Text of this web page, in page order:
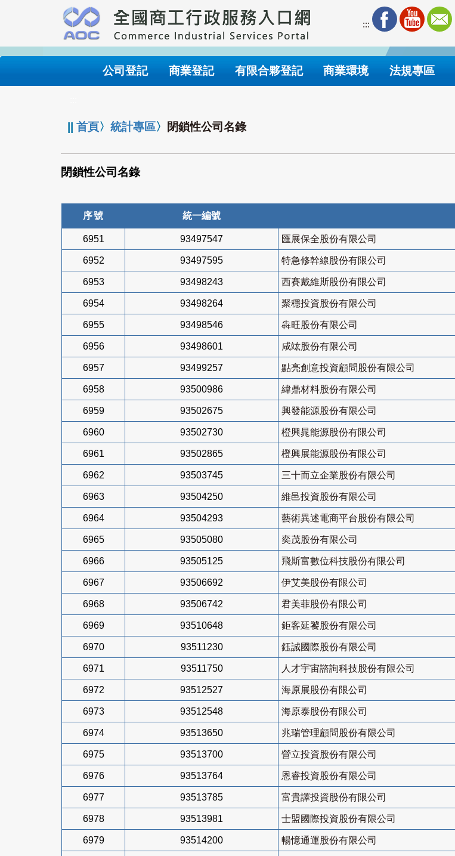
要
內
:::
公司登記 商業登記 有限合夥登記 商業環境 法規專區
||首頁〉統計專區〉 閉鎖性公司名錄
閉鎖性公司名錄
序號 統一編號
6951 93497547 匯展保全股份有限公司
6952 93497595 特急修幹線股份有限公司
6953 93498243 西賽戴維斯股份有限公司
6954 93498264 聚穩投資股份有限公司
6955 93498546 犇旺股份有限公司
6956 93498601 咸竑股份有限公司
6957 93499257 點亮創意投資顧問股份有限公司
6958 93500986 緯鼎材料股份有限公司
6959 93502675 興發能源股份有限公司
6960 93502730 橙興晁能源股份有限公司
6961 93502865 橙興展能源股份有限公司
6962 93503745 三十而立企業股份有限公司
6963 93504250 維邑投資股份有限公司
6964 93504293 藝術異述電商平台股份有限公司
6965 93505080 奕茂股份有限公司
6966 93505125 飛斯富數位科技股份有限公司
6967 93506692 伊艾美股份有限公司
6968 93506742 君美菲股份有限公司
6969 93510648 鉅客延饕股份有限公司
6970 93511230 鈺誠國際股份有限公司
6971 93511750 人才宇宙諮詢科技股份有限公司
6972 93512527 海原展股份有限公司
6973 93512548 海原泰股份有限公司
6974 93513650 兆瑞管理顧問股份有限公司
6975 93513700 營立投資股份有限公司
6976 93513764 恩睿投資股份有限公司
6977 93513785 富貴譯投資股份有限公司
6978 93513981 士盟國際投資股份有限公司
6979 93514200 暢憶通運股份有限公司